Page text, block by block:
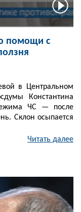
помощи с
в Центральном
Константина
ЧС — после
Склон осыпается
Читать далее